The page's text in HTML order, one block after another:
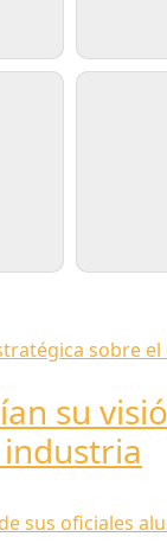
su